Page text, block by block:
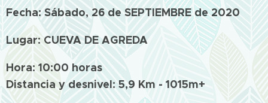
Fecha: Sábado, 26 de SEPTIEMBRE de 2020
Lugar: CUEVA DE AGREDA
Hora: 10:00 horas
Distancia y desnivel: 5,9 Km - 1015m+